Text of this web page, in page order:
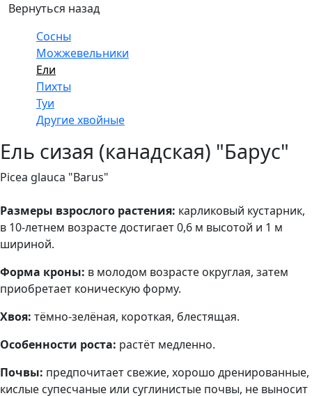
Вернуться назад
Сосны
Можжевельники
Ели
Пихты
Туи
Другие хвойные
Ель сизая (канадская) "Барус"
Picea glauca "Barus"
Размеры взрослого растения: карликовый кустарник,
в 10-летнем возрасте достигает 0,6 м высотой и 1 м
шириной.
Форма кроны: в молодом возрасте округлая, затем
приобретает коническую форму.
Хвоя: тёмно-зелёная, короткая, блестящая.
Особенности роста: растёт медленно.
Почвы: предпочитает свежие, хорошо дренированные,
кислые супесчаные или суглинистые почвы, не выносит